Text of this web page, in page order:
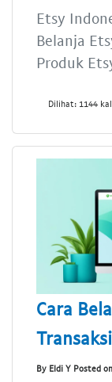
Etsy
Belanja
Produk
Dilihat: 1144
Cara
By Eldi Y Posted